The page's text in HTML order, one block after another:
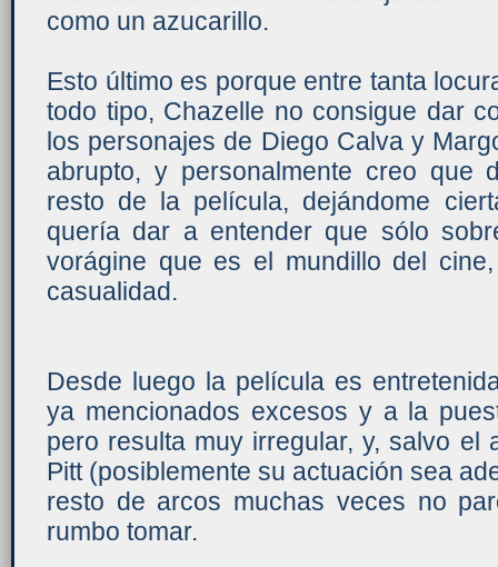
como un azucarillo.
Esto último es porque entre tanta
todo tipo, Chazelle no consigue dar
los personajes de Diego Calva y
abrupto, y personalmente creo que
resto de la película, dejándome
quería dar a entender que sólo
vorágine que es el mundillo del
casualidad.
Desde luego la película es
ya mencionados excesos y a la
pero resulta muy irregular, y, salvo el
Pitt (posiblemente su actuación sea
resto de arcos muchas veces no
rumbo tomar.